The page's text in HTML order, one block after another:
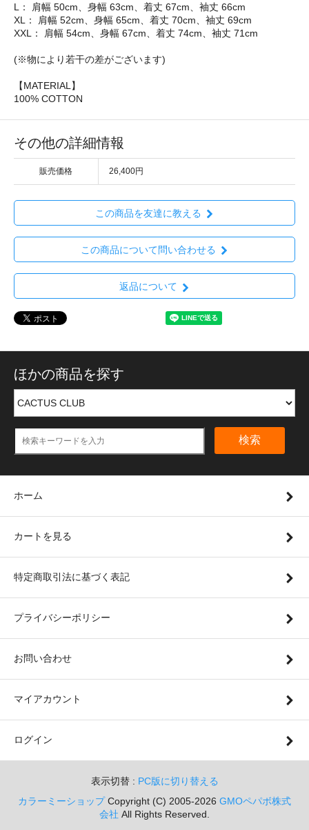
L： 肩幅 50cm、身幅 63cm、着丈 67cm、袖丈 66cm
XL： 肩幅 52cm、身幅 65cm、着丈 70cm、袖丈 69cm
XXL： 肩幅 54cm、身幅 67cm、着丈 74cm、袖丈 71cm
(※物により若干の差がございます)
【MATERIAL】
100% COTTON
その他の詳細情報
販売価格 26,400円
この商品を友達に教える
この商品について問い合わせる
返品について
ほかの商品を探す
検索
ホーム
カートを見る
特定商取引法に基づく表記
プライバシーポリシー
お問い合わせ
マイアカウント
ログイン
表示切替 : PC版に切り替える
カラーミーショップCopyright (C) 2005-2026 GMOペパボ株式
会社 All Rights Reserved.